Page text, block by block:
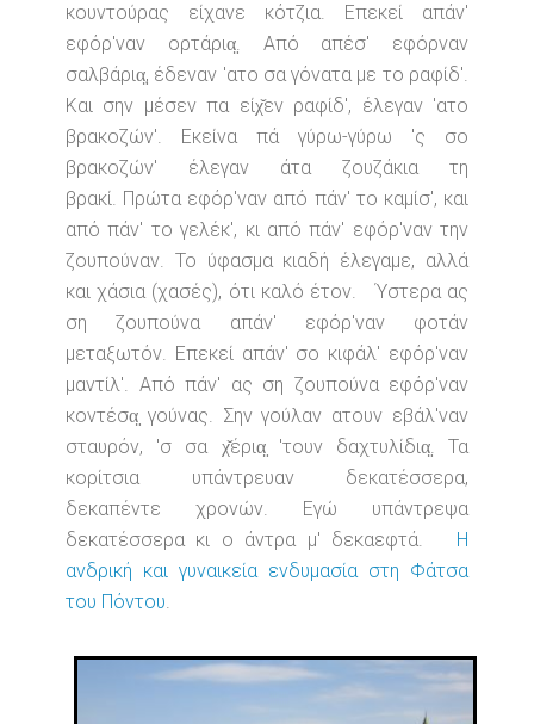
κουντούρας είχανε κότζια. Επεκεί απάν'
εφόρ'ναν ορτάρια̤. Από απέσ' εφόρναν
σαλβάρια̤, έδεναν 'ατο σα γόνατα με το ραφίδ'.
Και σην μέσεν πα είχ̌εν ραφίδ', έλεγαν 'ατο
βρακοζών'. Εκείνα πά γύρω-γύρω 'ς σο
βρακοζών' έλεγαν άτα ζουζάκια τη
βρακί. Πρώτα εφόρ'ναν από πάν' το καμίσ', και
από πάν' το γελέκ', κι από πάν' εφόρ'ναν την
ζουπούναν. Το ύφασμα κιαδή έλεγαμε, αλλά
και χάσια (χασές), ότι καλό έτον. Ύστερα ας
ση ζουπούνα απάν' εφόρ'ναν φοτάν
μεταξωτόν. Επεκεί απάν' σο κιφάλ' εφόρ'ναν
μαντίλ'. Από πάν' ας ση ζουπούνα εφόρ'ναν
κοντέσα̤ γούνας. Σην γούλαν ατουν εβάλ'ναν
σταυρόν, 'σ σα χ̌έρια̤ 'τουν δαχτυλίδια̤. Τα
κορίτσια υπάντρευαν δεκατέσσερα,
δεκαπέντε χρονών. Εγώ υπάντρεψα
δεκατέσσερα κι ο άντρα μ' δεκαεφτά. Η
ανδρική και γυναικεία ενδυμασία στη Φάτσα
του Πόντου.